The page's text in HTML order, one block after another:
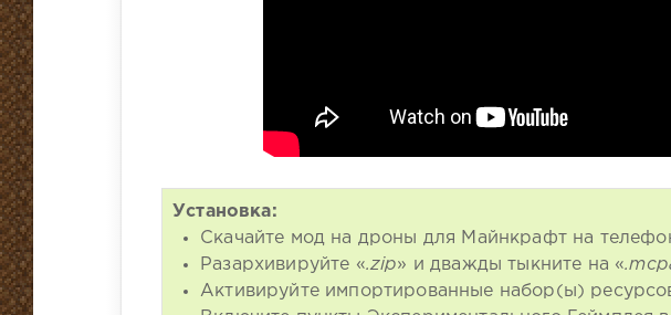
Установка:
Скачайте мод на дроны для Майнкрафт на
Разархивируйте «.zip» и дважды тыкните на «
Активируйте импортированные набор(ы)